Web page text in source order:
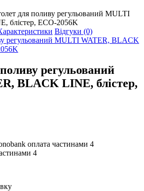
для поливу регульований MULTI
блістер, ECO-2056K
Відгуки (0)
регульований
BLACK LINE, блістер,
4
4